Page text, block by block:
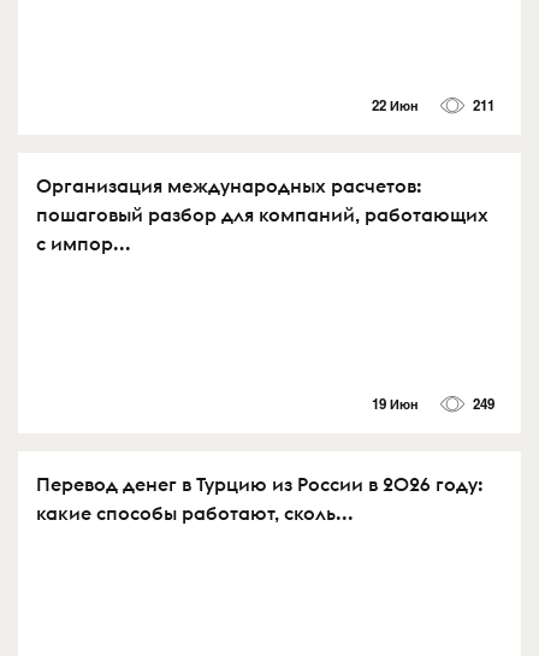
22 Июн 211
Организация международных расчетов:
пошаговый разбор для компаний, работающих
с импор...
19 Июн 249
Перевод денег в Турцию из России в 2026 году:
какие способы работают, сколь...